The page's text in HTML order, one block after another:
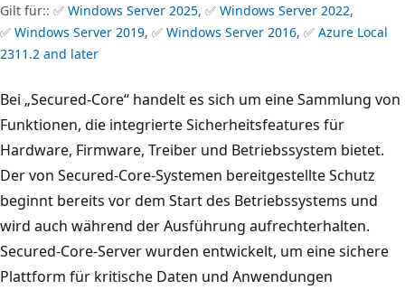
Gilt für:: ✅ Windows Server 2025, ✅ Windows Server 2022,
✅ Windows Server 2019, ✅ Windows Server 2016, ✅ Azure Local
2311.2 and later
Bei „Secured-Core“ handelt es sich um eine Sammlung von
Funktionen, die integrierte Sicherheitsfeatures für
Hardware, Firmware, Treiber und Betriebssystem bietet.
Der von Secured-Core-Systemen bereitgestellte Schutz
beginnt bereits vor dem Start des Betriebssystems und
wird auch während der Ausführung aufrechterhalten.
Secured-Core-Server wurden entwickelt, um eine sichere
Plattform für kritische Daten und Anwendungen